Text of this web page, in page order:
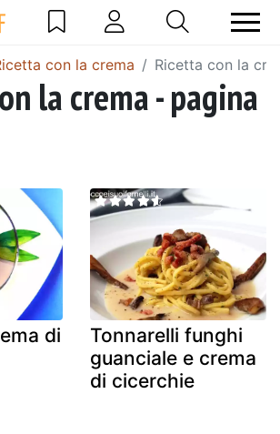
con la crema Ricetta con la
la crema - pagina
di
Tonnarelli funghi
guanciale e crema
di cicerchie